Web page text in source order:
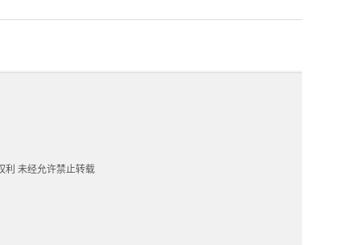
利 未经允许禁止转载